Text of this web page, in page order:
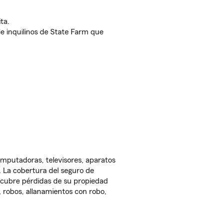
inquilinos de State Farm que
televisores, aparatos
cobertura del seguro de
pérdidas de su propiedad
allanamientos con robo,